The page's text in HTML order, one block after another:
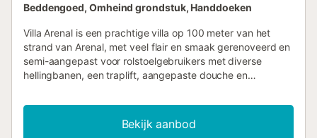
Beddengoed, Omheind grondstuk, Handdoeken
Villa Arenal is een prachtige villa op 100 meter van het
strand van Arenal, met veel flair en smaak gerenoveerd en
semi-aangepast voor rolstoelgebruikers met diverse
hellingbanen, een traplift, aangepaste douche en
restaurants. De villa is onberispelijk, met een verlichte
barbecuezone aan de achterzijde van het pand, een
privézwembad, een zelfstandige en volledig uitgeruste
Bekijk aanbod